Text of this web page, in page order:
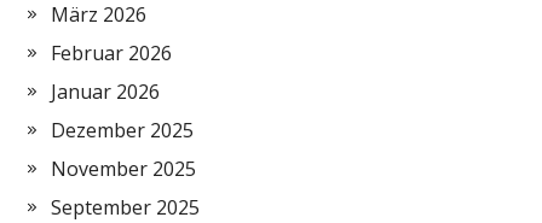
März 2026
Februar 2026
Januar 2026
Dezember 2025
November 2025
September 2025